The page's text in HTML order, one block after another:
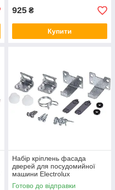
925 ₴
Купити
Набір кріплень фасада
дверей для посудомийної
машини Electrolux
140125033344
Готово до відправки